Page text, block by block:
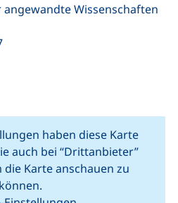
Wissenschaften
Link, öffnet neues
haben diese Karte
auch bei “Drittanbieter”
die Karte anschauen zu
können.